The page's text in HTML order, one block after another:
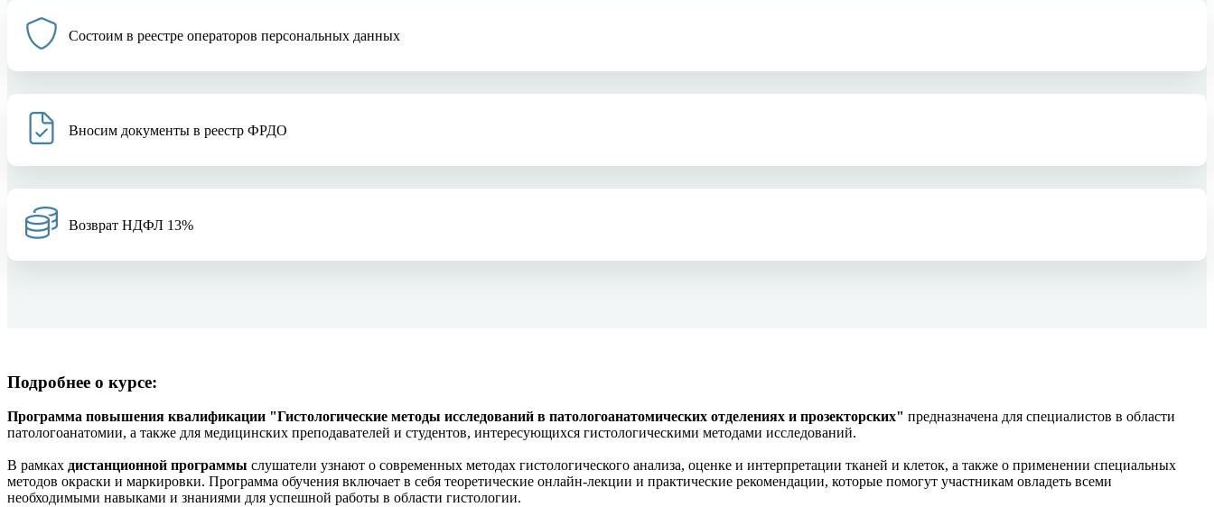
Состоим в реестре операторов персональных данных
Вносим документы в реестр ФРДО
Возврат НДФЛ 13%
Подробнее о курсе:
Программа повышения квалификации "Гистологические методы исследований в патологоанатомических отделениях и прозекторских" предназначена для специалистов в области
патологоанатомии, а также для медицинских преподавателей и студентов, интересующихся гистологическими методами исследований.
В рамках дистанционной программы слушатели узнают о современных методах гистологического анализа, оценке и интерпретации тканей и клеток, а также о применении специальных
методов окраски и маркировки. Программа обучения включает в себя теоретические онлайн-лекции и практические рекомендации, которые помогут участникам овладеть всеми
необходимыми навыками и знаниями для успешной работы в области гистологии.